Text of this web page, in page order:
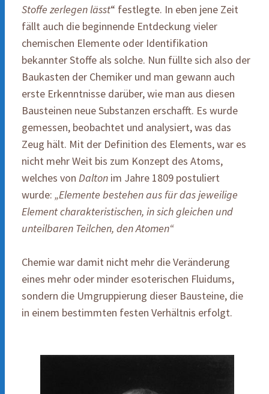
Stoffe zerlegen lässt“ festlegte. In eben jene Zeit
fällt auch die beginnende Entdeckung vieler
chemischen Elemente oder Identifikation
bekannter Stoffe als solche. Nun füllte sich also der
Baukasten der Chemiker und man gewann auch
erste Erkenntnisse darüber, wie man aus diesen
Bausteinen neue Substanzen erschafft. Es wurde
gemessen, beobachtet und analysiert, was das
Zeug hält. Mit der Definition des Elements, war es
nicht mehr Weit bis zum Konzept des Atoms,
welches von Dalton im Jahre 1809 postuliert
wurde: „Elemente bestehen aus für das jeweilige
Element charakteristischen, in sich gleichen und
unteilbaren Teilchen, den Atomen“
Chemie war damit nicht mehr die Veränderung
eines mehr oder minder esoterischen Fluidums,
sondern die Umgruppierung dieser Bausteine, die
in einem bestimmten festen Verhältnis erfolgt.